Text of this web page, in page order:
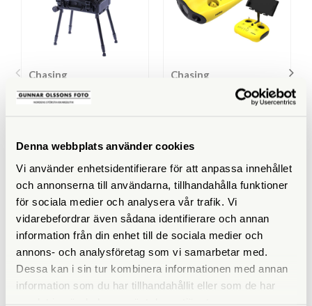
Denna webbplats använder cookies
Vi använder enhetsidentifierare för att anpassa innehållet
och annonserna till användarna, tillhandahålla funktioner
för sociala medier och analysera vår trafik. Vi
vidarebefordrar även sådana identifierare och annan
information från din enhet till de sociala medier och
annons- och analysföretag som vi samarbetar med.
Dessa kan i sin tur kombinera informationen med annan
information som du har tillhandahållit eller som de har
Chasing
Chasing M2 Pro/M2 Pro
Max - Control Console
LÄS MER
KÖP
Chasing
Chasing Gladius Mini S
LÄS MER
KÖP
ANDRA KÖPTE ÄVEN